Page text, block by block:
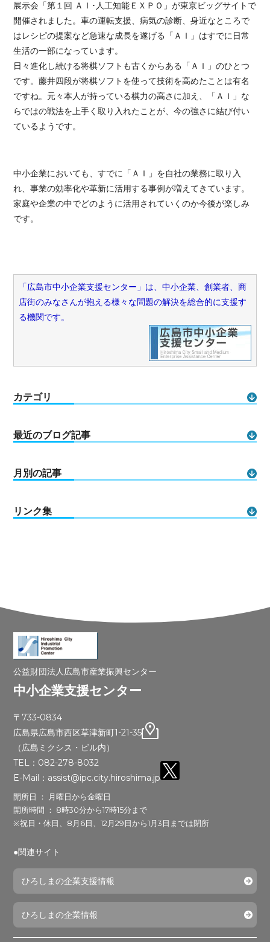
展示会「第１回 ＡＩ･人工知能ＥＸＰＯ」が東京ビッグサイトで
開催されました。車の運転支援、病気の診断、身近なところで
はレシピの提案など急速な成長を遂げる「ＡＩ」はすでに日常
生活の一部になっています。
日々進化し続ける将棋ソフトも古くからある「ＡＩ」のひとつ
です。藤井四段が将棋ソフトを使って技術を高めたことは有名
ですね。元々本人が持っている棋力の高さに加え、「ＡＩ」な
らではの戦法を上手く取り入れたことが、今の強さに結び付い
ているようです。
中小企業においても、すでに「ＡＩ」を自社の業務に取り入
れ、事業の効率化や革新に活用する事例が増えてきています。
家庭や企業の中でどのように活用されていくのか今後が楽しみ
です。
「広島市中小企業支援センター」は、中小企業、創業者、商
店街のみなさんが抱える様々な問題の解決を総合的に支援す
る機関です。
カテゴリ
最近のブログ記事
月別の記事
リンク集
公益財団法人広島市産業振興センター
中小企業支援センター
〒733-0834
広島県広島市西区草津新町1-21-35
（広島ミクシス・ビル内）
TEL：082-278-8032
E-Mail：assist@ipc.city.hiroshima.jp
開所日 ： 月曜日から金曜日
開所時間 ： 8時30分から17時15分まで
※祝日・休日、8月6日、12月29日から1月3日までは閉所
●関連サイト
ひろしまの企業支援情報
ひろしまの企業情報